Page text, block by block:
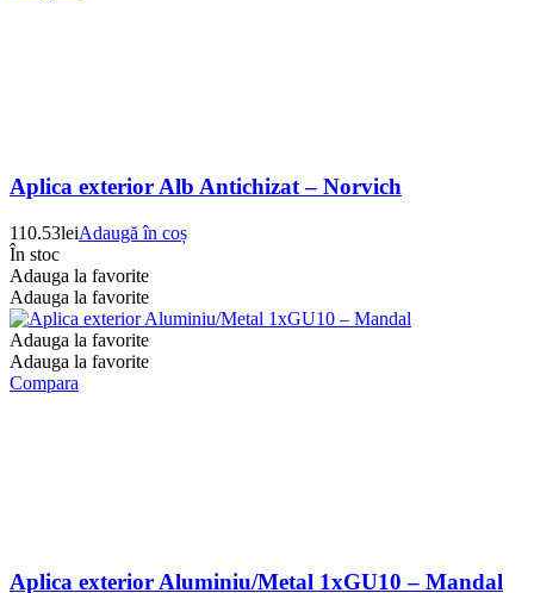
Aplica exterior Alb Antichizat – Norvich
110.53leiAdaugă în coș
În stoc
Adauga la favorite
Adauga la favorite
Adauga la favorite
Adauga la favorite
Compara
Aplica exterior Aluminiu/Metal 1xGU10 – Mandal